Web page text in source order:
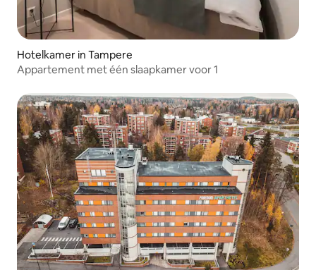
Hotelkamer in Tampere
Appartement met één slaapkamer voor 1